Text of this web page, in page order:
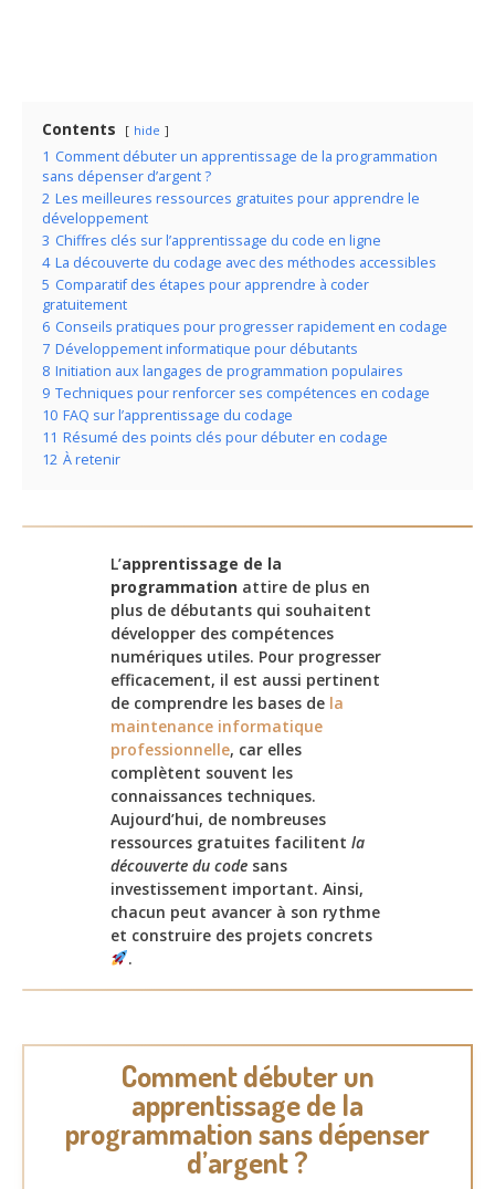
Contents hide
1 Comment débuter un apprentissage de la programmation
sans dépenser d’argent ?
2 Les meilleures ressources gratuites pour apprendre le
développement
3 Chiffres clés sur l’apprentissage du code en ligne
4 La découverte du codage avec des méthodes accessibles
5 Comparatif des étapes pour apprendre à coder
gratuitement
6 Conseils pratiques pour progresser rapidement en codage
7 Développement informatique pour débutants
8 Initiation aux langages de programmation populaires
9 Techniques pour renforcer ses compétences en codage
10 FAQ sur l’apprentissage du codage
11 Résumé des points clés pour débuter en codage
12 À retenir
L’apprentissage de la
programmation attire de plus en
plus de débutants qui souhaitent
développer des compétences
numériques utiles. Pour progresser
efficacement, il est aussi pertinent
de comprendre les bases de la
maintenance informatique
professionnelle, car elles
complètent souvent les
connaissances techniques.
Aujourd’hui, de nombreuses
ressources gratuites facilitent la
découverte du code sans
investissement important. Ainsi,
chacun peut avancer à son rythme
et construire des projets concrets
.
Comment débuter un
apprentissage de la
programmation sans dépenser
d’argent ?